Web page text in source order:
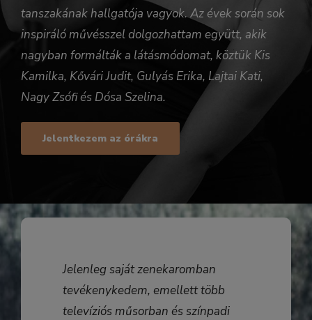
tanszakának hallgatója vagyok. Az évek során sok
inspiráló művésszel dolgozhattam együtt, akik
nagyban formálták a látásmódomat, köztük Kis
Kamilka, Kővári Judit, Gulyás Erika, Lajtai Kati,
Nagy Zsófi és Dósa Szelina.
Jelentkezem az órákra
Jelenleg saját zenekaromban
tevékenykedem, emellett több
televíziós műsorban és színpadi